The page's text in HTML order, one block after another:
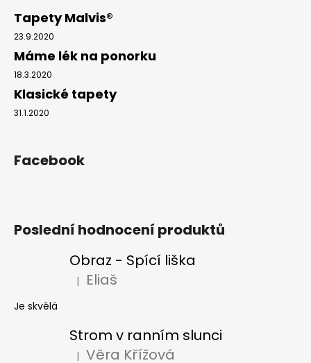
Tapety Malvis®
23.9.2020
Máme lék na ponorku
18.3.2020
Klasické tapety
31.1.2020
Facebook
Poslední hodnocení produktů
Obraz - Spící liška
Hodnocení produktu je 5 z 5 hvězdiček.
| Eliaš
Je skvělá
Strom v ranním slunci
| Věra Křížová